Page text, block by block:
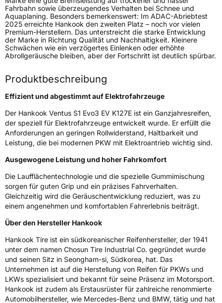
FahrzeugtypSUV
VerwendungSommerreifen
ModellnameVentus S1 Evo3 EV K127E
FahrzeugartPKW & SUV
Weitere Eigenschaften
SchlauchtypTL
ZustandNeureifen
ElektroJa
EU Label
EffizienzA
Rollgeräusch (Klasse)A
Rollgeräusch (dB)69
FahrzeugklasseC1
Fahrbahn sowie überzeugendes Verhalten bei Schnee und
Aquaplaning. Besonders bemerkenswert: Im ADAC-Abriebtest
2025 erreichte Hankook den zweiten Platz – noch vor vielen
Premium-Herstellern. Das unterstreicht die starke Entwicklung
der Marke in Richtung Qualität und Nachhaltigkeit. Kleinere
Schwächen wie ein verzögertes Einlenken oder erhöhte
Abrollgeräusche bleiben, aber der Fortschritt ist deutlich spürbar.
Produktbeschreibung
Effizient und abgestimmt auf Elektrofahrzeuge
Der Hankook Ventus S1 Evo3 EV K127E ist ein Ganzjahresreifen,
der speziell für Elektrofahrzeuge entwickelt wurde. Er erfüllt die
Anforderungen an geringen Rollwiderstand, Haltbarkeit und
Leistung, die bei modernen PKW mit Elektroantrieb wichtig sind.
Ausgewogene Leistung und hoher Fahrkomfort
Die Laufflächentechnologie und die spezielle Gummimischung
sorgen für guten Grip und ein präzises Fahrverhalten.
Gleichzeitig wird die Geräuschentwicklung reduziert, was zu
einem angenehmen und komfortablen Fahrerlebnis beiträgt.
Über den Hersteller Hankook
Hankook Tire ist ein südkoreanischer Reifenhersteller, der 1941
unter dem namen Chosun Tire Industrial Co. gegründet wurde
und seinen Sitz in Seongham-si, Südkorea, hat. Das
Unternehmen ist auf die Herstellung von Reifen für PKWs und
LKWs spezialisiert und bekannt für seine Präsenz im Motorsport.
Hankook ist zudem als Erstausrüster für zahlreiche renommierte
Automobilhersteller, wie Mercedes-Benz und BMW, tätig und hat